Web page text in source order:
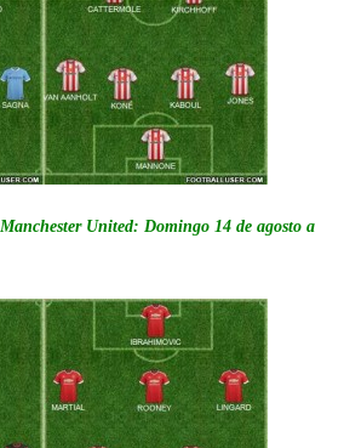
United: Domingo 14 de agosto a